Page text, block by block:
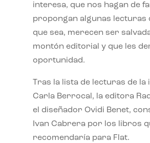
interesa, que nos hagan de
propongan algunas lecturas
que sea, merecen ser
montón editorial y que les
oportunidad.
Tras la lista de lecturas de
Carla Berrocal, la editora
el diseñador Ovidi Benet,
Ivan Cabrera por los libros
recomendaría para Flat.